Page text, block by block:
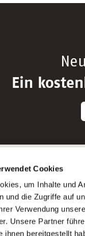
Cookies
um Inhalte und
und die Zugriffe auf
Verwendung
Unsere Partner
ihnen bereitgestellt
Ein
als Altenpfleger*in
als
als
als Erzieher*in